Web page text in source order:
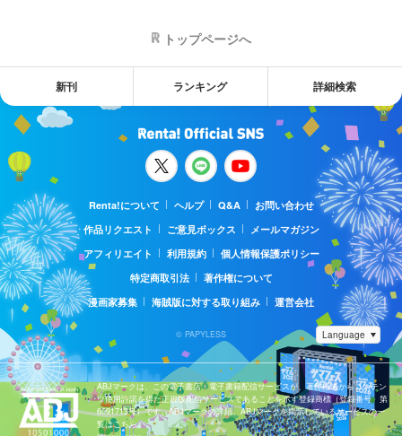
トップページへ
新刊 ランキング 詳細検索
Renta!について ヘルプ Q&A
お問い合わせ
作品リクエスト
ご意見ボックス
メールマガジン
アフィリエイト
利用規約
個人情報保護ポリシー
特定商取引法
著作権について
漫画家募集
海賊版に対する取り組み 運営会社
© PAPYLESS
ABJマークは、この電子書店・電子書籍配信サービスが、著作権者からコンテン
ツ使用許諾を得た正規版配信サービスであることを示す登録商標（登録番号 第
6091713号）です。ABJマークの詳細、ABJマークを掲示しているサービスの一
覧はこちら。